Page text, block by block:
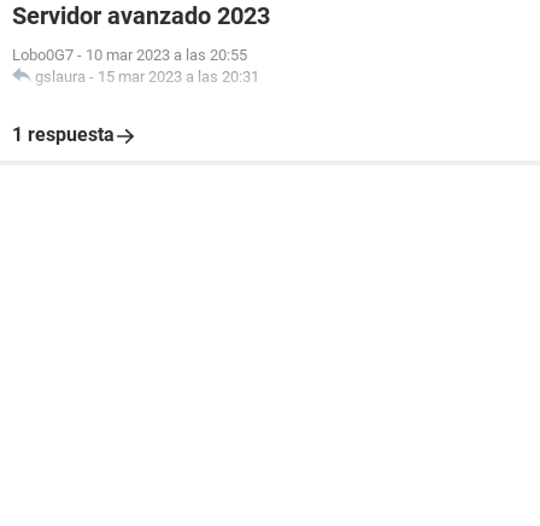
Servidor avanzado 2023
Lobo0G7 - 10 mar 2023 a las 20:55
gslaura - 15 mar 2023 a las 20:31
1 respuesta